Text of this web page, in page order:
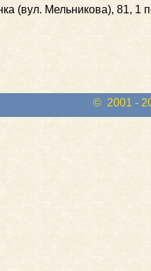
(вул. Мельникова), 81, 1
© 2001 -